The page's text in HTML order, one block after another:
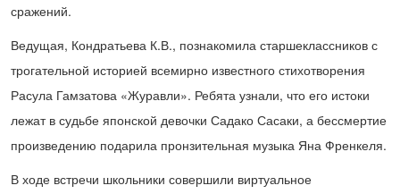
сражений.
Ведущая, Кондратьева К.В., познакомила старшеклассников с
трогательной историей всемирно известного стихотворения
Расула Гамзатова «Журавли». Ребята узнали, что его истоки
лежат в судьбе японской девочки Садако Сасаки, а бессмертие
произведению подарила пронзительная музыка Яна Френкеля.
В ходе встречи школьники совершили виртуальное